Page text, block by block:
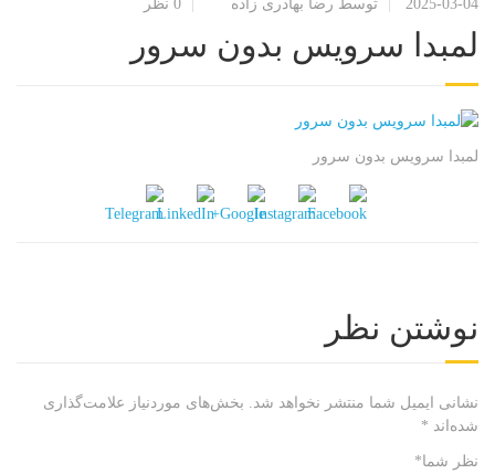
2025-03-04 توسط رضا بهادری زاده 0 نظر
لمبدا سرویس بدون سرور
لمبدا سرویس بدون سرور
نوشتن نظر
نشانی ایمیل شما منتشر نخواهد شد. بخش‌های موردنیاز علامت‌گذاری
شده‌اند *
نظر شما *